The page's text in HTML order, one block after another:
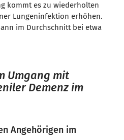
kommt es zu wiederholten
Lungeninfektion erhöhen.
im Durchschnitt bei etwa
Umgang mit
Demenz im
Angehörigen im